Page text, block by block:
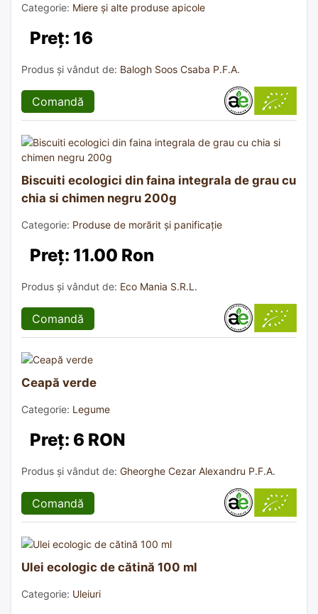
Categorie: Miere și alte produse apicole
Preț: 16
Produs și vândut de: Balogh Soos Csaba P.F.A.
Comandă
Biscuiti ecologici din faina integrala de grau cu
chia si chimen negru 200g
Categorie: Produse de morărit și panificație
Preț: 11.00 Ron
Produs și vândut de: Eco Mania S.R.L.
Comandă
Ceapă verde
Categorie: Legume
Preț: 6 RON
Produs și vândut de: Gheorghe Cezar Alexandru P.F.A.
Comandă
Ulei ecologic de cătină 100 ml
Categorie: Uleiuri